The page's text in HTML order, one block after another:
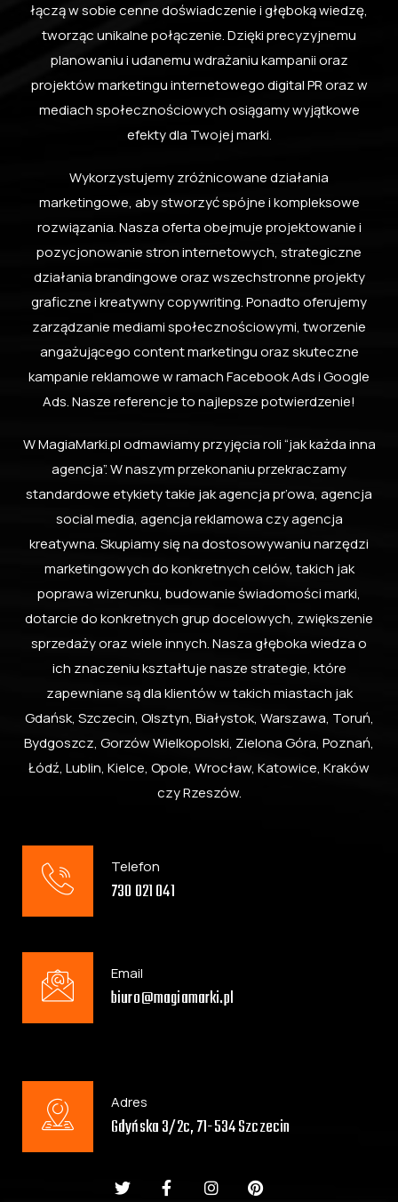
łączą w sobie cenne doświadczenie i głęboką wiedzę,
tworząc unikalne połączenie. Dzięki precyzyjnemu
planowaniu i udanemu wdrażaniu kampanii oraz
projektów marketingu internetowego digital PR oraz w
mediach społecznościowych osiągamy wyjątkowe
efekty dla Twojej marki.
Wykorzystujemy zróżnicowane działania
marketingowe, aby stworzyć spójne i kompleksowe
rozwiązania. Nasza oferta obejmuje projektowanie i
pozycjonowanie stron internetowych, strategiczne
działania brandingowe oraz wszechstronne projekty
graficzne i kreatywny copywriting. Ponadto oferujemy
zarządzanie mediami społecznościowymi, tworzenie
angażującego content marketingu oraz skuteczne
kampanie reklamowe w ramach Facebook Ads i Google
Ads. Nasze referencje to najlepsze potwierdzenie!
W MagiaMarki.pl odmawiamy przyjęcia roli “jak każda inna
agencja”. W naszym przekonaniu przekraczamy
standardowe etykiety takie jak agencja pr’owa, agencja
social media, agencja reklamowa czy agencja
kreatywna. Skupiamy się na dostosowywaniu narzędzi
marketingowych do konkretnych celów, takich jak
poprawa wizerunku, budowanie świadomości marki,
dotarcie do konkretnych grup docelowych, zwiększenie
sprzedaży oraz wiele innych. Nasza głęboka wiedza o
ich znaczeniu kształtuje nasze strategie, które
zapewniane są dla klientów w takich miastach jak
Gdańsk, Szczecin, Olsztyn, Białystok, Warszawa, Toruń,
Bydgoszcz, Gorzów Wielkopolski, Zielona Góra, Poznań,
Łódź, Lublin, Kielce, Opole, Wrocław, Katowice, Kraków
czy Rzeszów.
Telefon
730 021 041
Email
biuro@magiamarki.pl
Adres
Gdyńska 3/2c, 71-534 Szczecin